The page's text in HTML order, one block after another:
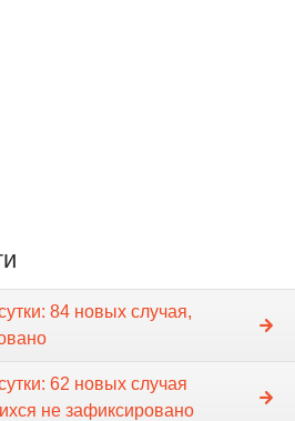
84 новых случая,
62 новых случая
не зафиксировано